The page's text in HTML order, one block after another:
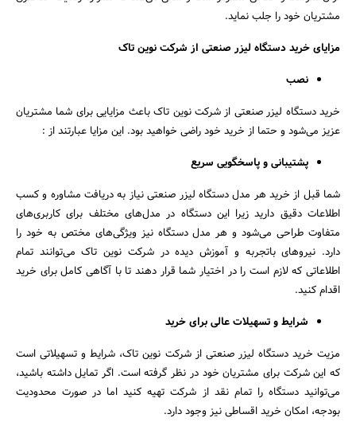
مشتریان خود را جلب نماید.
مزایای خرید دستگاه لیزر صنعتی از شرکت نوین تاک
نصب
خرید دستگاه لیزر صنعتی از شرکت نوین تاک باعث مزایایی برای شما مشتریان
عزیز می‌شود و حتما از خرید خود راضی خواهید بود. این مزایا عبارتند از :
پشتیبانی و پاسخگویی سریع
شما قبل از خرید هر مدل دستگاه لیزر صنعتی نیاز به دریافت مشاوره و کسب
اطلاعات دقیق دارید زیرا این دستگاه در مدل‌های مختلف برای کاربری‌های
متفاوت طراحی می‌شود و هر مدل دستگاه نیز ویژگی‌های مختص به خود را
دارد. نیروهای باتجربه و آموزش دیده در شرکت نوین تاک می‌توانند تمام
اطلاعاتی که لازم است را در اختیار شما قرار دهند تا با آگاهی کامل برای خرید
اقدام کنید.
شرایط و تسهیلات عالی برای خرید
مزیت خرید دستگاه لیزر صنعتی از شرکت نوین تاک، شرایط و تسهیلاتی است
که این شرکت برای مشتریان خود در نظر گرفته است. اگر تمایل داشته باشید،
می‌توانید دستگاه را تمام نقد از شرکت تهیه کنید اما در صورت محدودیت
بودجه، امکان خرید اقساطی نیز وجود دارد.